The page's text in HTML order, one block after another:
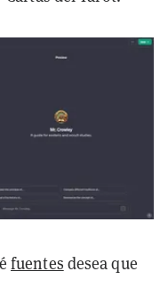
fuentes desea que